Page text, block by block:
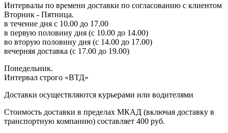
Интервалы по времени доставки по согласованию с клиентом
Вторник - Пятница.
в течение дня с 10.00 до 17.00
в первую половину дня (с 10.00 до 14.00)
во вторую половину дня (с 14.00 до 17.00)
вечерняя доставка (с 17.00 до 19.00)
Понедельник.
Интервал строго «ВТД»
Доставки осуществляются курьерами или водителями
Стоимость доставки в пределах МКАД (включая доставку в
транспортную компанию) составляет 400 руб.